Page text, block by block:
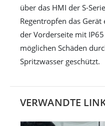
über das HMI der S-
Regentropfen das
der Vorderseite mit
möglichen Schäden
Spritzwasser geschützt.
VERWANDTE